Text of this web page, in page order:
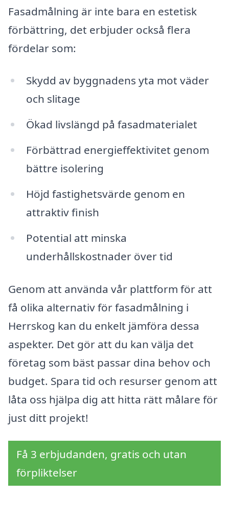
Fasadmålning är inte bara en estetisk
förbättring, det erbjuder också flera
fördelar som:
Skydd av byggnadens yta mot väder
och slitage
Ökad livslängd på fasadmaterialet
Förbättrad energieffektivitet genom
bättre isolering
Höjd fastighetsvärde genom en
attraktiv finish
Potential att minska
underhållskostnader över tid
Genom att använda vår plattform för att
få olika alternativ för fasadmålning i
Herrskog kan du enkelt jämföra dessa
aspekter. Det gör att du kan välja det
företag som bäst passar dina behov och
budget. Spara tid och resurser genom att
låta oss hjälpa dig att hitta rätt målare för
just ditt projekt!
Få 3 erbjudanden, gratis och utan
förpliktelser